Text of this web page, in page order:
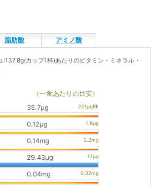
脂肪酸 アミノ酸
:137.8g(カップ1杯)あたりのビタミン・ミネラル・
（一食あたりの目安）
35.7μg
0.12μg
0.14mg
29.43μg
0.04mg